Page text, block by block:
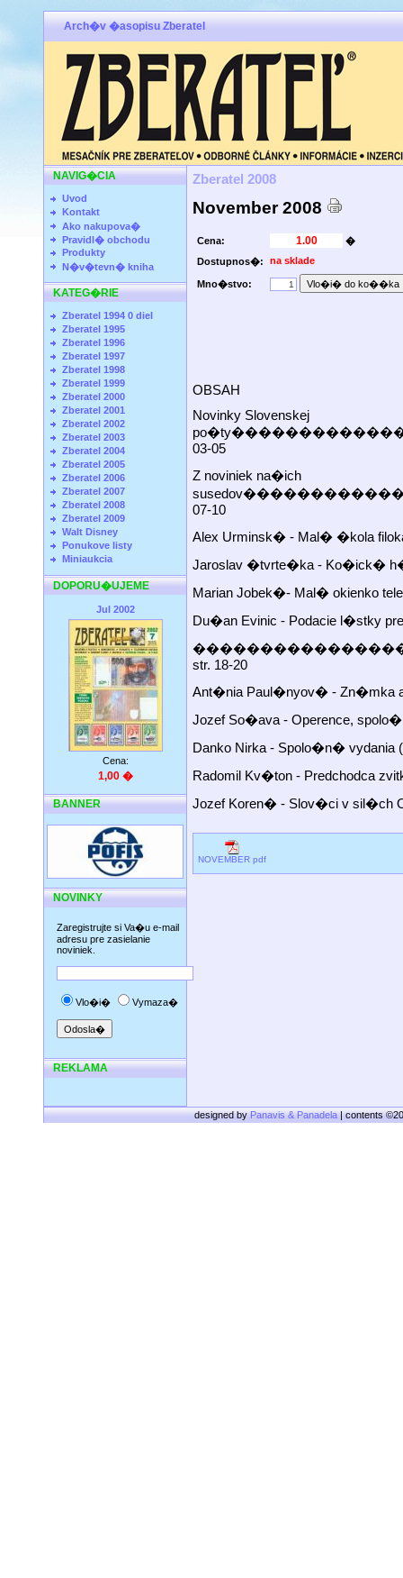
Arch�v �asopisu Zberatel
NAVIG�CIA
Uvod
Kontakt
Ako nakupova�
Pravidl� obchodu
Produkty
N�v�tevn� kniha
KATEG�RIE
Zberatel 1994 0 diel
Zberatel 1995
Zberatel 1996
Zberatel 1997
Zberatel 1998
Zberatel 1999
Zberatel 2000
Zberatel 2001
Zberatel 2002
Zberatel 2003
Zberatel 2004
Zberatel 2005
Zberatel 2006
Zberatel 2007
Zberatel 2008
Zberatel 2009
Walt Disney
Ponukove listy
Miniaukcia
DOPORU�UJEME
Jul 2002
Cena:
1,00 �
BANNER
NOVINKY
Zaregistrujte si Va�u e-mail
adresu pre zasielanie
noviniek.
Vlo�i� Vymaza�
REKLAMA
Zberatel 2008
November 2008
Cena:
�
Dostupnos�:
na sklade
Mno�stvo:
OBSAH
Novinky Slovenskej
03-05
Z noviniek na�ich
07-10
Alex Urminsk� - Mal�
Jaroslav �tvrte�ka - Ko�ick�
Marian Jobek�- Mal�
Du�an Evinic - Podacie l�stky
str. 18-20
Ant�nia Paul�nyov� -
Jozef So�ava -
Danko Nirka - Spolo�n�
Radomil Kv�ton -
Jozef Koren� - Slov�ci v
NOVEMBER pdf
designed byPanavis & Panadela| contents